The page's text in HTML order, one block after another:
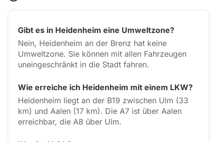
Gibt es in Heidenheim eine Umweltzone?
Nein, Heidenheim an der Brenz hat keine
Umweltzone. Sie können mit allen Fahrzeugen
uneingeschränkt in die Stadt fahren.
Wie erreiche ich Heidenheim mit einem LKW?
Heidenheim liegt an der B19 zwischen Ulm (33
km) und Aalen (17 km). Die A7 ist über Aalen
erreichbar, die A8 über Ulm.